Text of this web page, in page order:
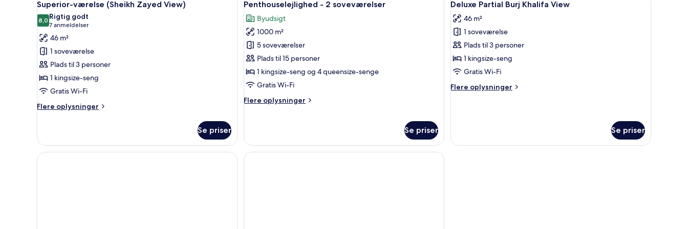
alle
billeder
af
Superior-
værelse
(Sheikh
Zayed
View)
4
Superior-værelse (Sheikh Zayed View)
8,08,0 ud af 10
Rigtig godt
7 anmeldelser
(7
anmeldelser)
46 m²
1 soveværelse
Plads til 3 personer
1 kingsize-seng
Gratis Wi-Fi
Flere oplysninger
Flere
værelse
(Sheikh
Zayed
Se priser
alle
billeder
af
Penthouselejlighed
-
2
soveværelser
7
Penthouselejlighed - 2 soveværelser
Byudsigt
1000 m²
5 soveværelser
Plads til 15 personer
1 kingsize-seng og 4 queensize-senge
Gratis Wi-Fi
Flere oplysninger
Flere
soveværelser
Se priser
alle
billeder
af
Deluxe
Partial
Burj
View
4
Deluxe Partial Burj Khalifa View
46 m²
1 soveværelse
Plads til 3 personer
1 kingsize-seng
Gratis Wi-Fi
Flere oplysninger
Flere
Khalifa
Se priser